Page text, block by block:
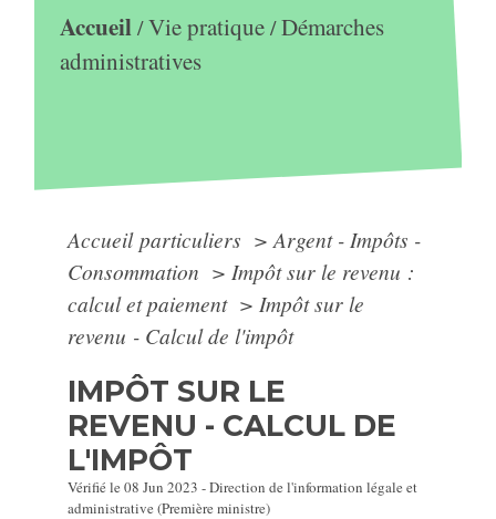
Accueil/Vie pratique/Démarches
administratives
Accueil particuliers > Argent - Impôts -
Consommation > Impôt sur le revenu :
calcul et paiement > Impôt sur le
revenu - Calcul de l'impôt
IMPÔT SUR LE
REVENU - CALCUL DE
L'IMPÔT
Vérifié le 08 Jun 2023 - Direction de l'information légale et
administrative (Première ministre)